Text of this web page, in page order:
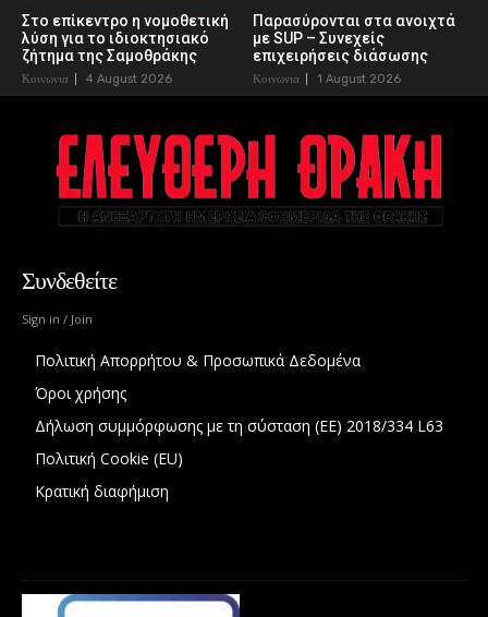
Στο επίκεντρο η νομοθετική
λύση για το ιδιοκτησιακό
ζήτημα της Σαμοθράκης
Κοινωνια 4 August 2026
Παρασύρονται στα ανοιχτά
με SUP – Συνεχείς
επιχειρήσεις διάσωσης
Κοινωνια 1 August 2026
Συνδεθείτε
Sign in / Join
Πολιτική Απορρήτου & Προσωπικά Δεδομένα
Όροι χρήσης
Δήλωση συμμόρφωσης με τη σύσταση (ΕΕ) 2018/334 L63
Πολιτική Cookie (EU)
Κρατική διαφήμιση